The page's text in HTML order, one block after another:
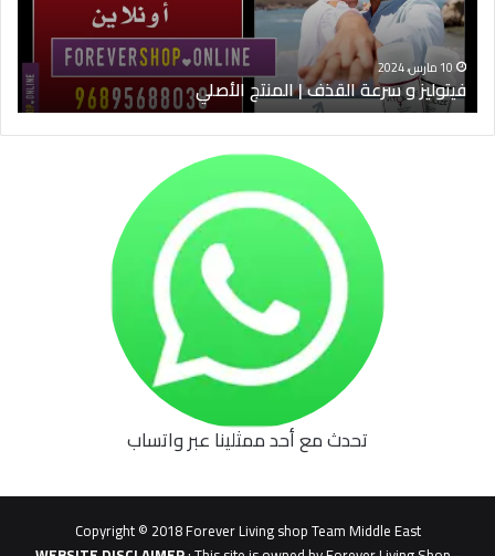
الأصلي
10 مارس، 2024
فيتوليز و سرعة القذف | المنتج الأصلي
تحدث مع أحد ممثلينا عبر واتساب
Copyright © 2018 Forever Living shop Team Middle East